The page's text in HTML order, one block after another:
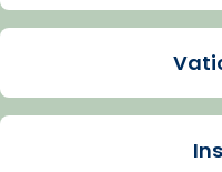
Imatge: Generada
Arquebisbat